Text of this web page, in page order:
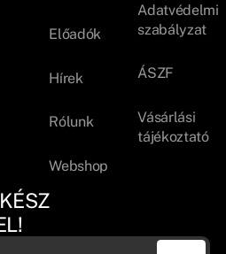
Előadók
Hírek
Rólunk
Webshop
Adatvédelmi
szabályzat
ÁSZF
Vásárlási
tájékoztató